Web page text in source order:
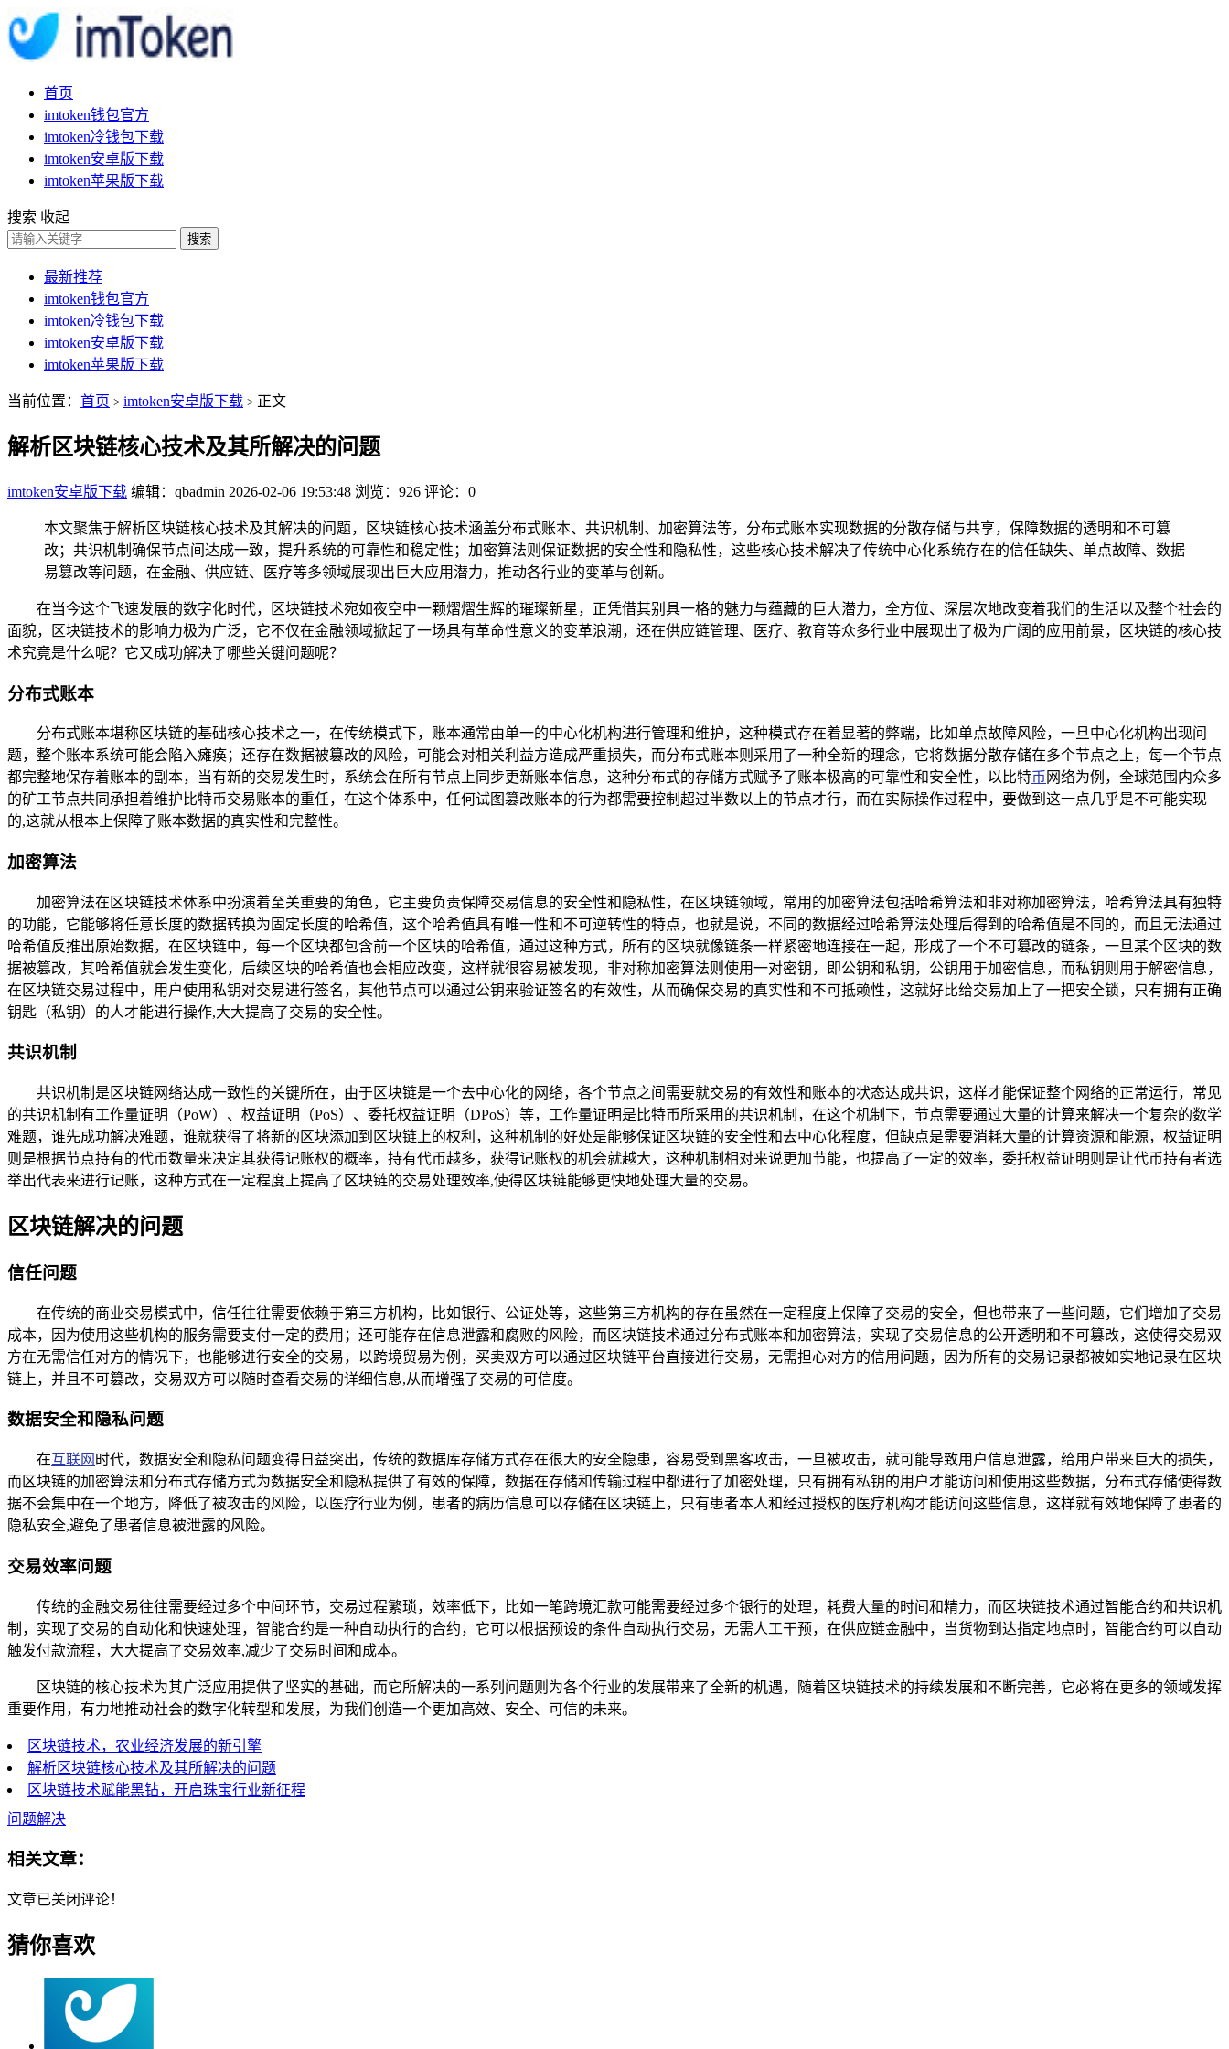
首页
imtoken钱包官方
imtoken冷钱包下载
imtoken安卓版下载
imtoken苹果版下载
搜索 收起
搜索
最新推荐
imtoken钱包官方
imtoken冷钱包下载
imtoken安卓版下载
imtoken苹果版下载
当前位置： 首页 > imtoken安卓版下载 > 正文
解析区块链核心技术及其所解决的问题
imtoken安卓版下载 编辑：qbadmin 2026-02-06 19:53:48 浏览：926 评论：0
本文聚焦于解析区块链核心技术及其解决的问题，区块链核心技术涵盖分布式账本、共识机制、加密算法等，分布式账本实现数据的分散存储与共享，保障数据的透明和不可篡
改；共识机制确保节点间达成一致，提升系统的可靠性和稳定性；加密算法则保证数据的安全性和隐私性，这些核心技术解决了传统中心化系统存在的信任缺失、单点故障、数据
易篡改等问题，在金融、供应链、医疗等多领域展现出巨大应用潜力，推动各行业的变革与创新。
在当今这个飞速发展的数字化时代，区块链技术宛如夜空中一颗熠熠生辉的璀璨新星，正凭借其别具一格的魅力与蕴藏的巨大潜力，全方位、深层次地改变着我们的生活以及整个社会的
面貌，区块链技术的影响力极为广泛，它不仅在金融领域掀起了一场具有革命性意义的变革浪潮，还在供应链管理、医疗、教育等众多行业中展现出了极为广阔的应用前景，区块链的核心技
术究竟是什么呢？它又成功解决了哪些关键问题呢？
分布式账本
分布式账本堪称区块链的基础核心技术之一，在传统模式下，账本通常由单一的中心化机构进行管理和维护，这种模式存在着显著的弊端，比如单点故障风险，一旦中心化机构出现问
题，整个账本系统可能会陷入瘫痪；还存在数据被篡改的风险，可能会对相关利益方造成严重损失，而分布式账本则采用了一种全新的理念，它将数据分散存储在多个节点之上，每一个节点
都完整地保存着账本的副本，当有新的交易发生时，系统会在所有节点上同步更新账本信息，这种分布式的存储方式赋予了账本极高的可靠性和安全性，以比特币 网络为例，全球范围内众多
的矿工节点共同承担着维护比特币交易账本的重任，在这个体系中，任何试图篡改账本的行为都需要控制超过半数以上的节点才行，而在实际操作过程中，要做到这一点几乎是不可能实现
的,这就从根本上保障了账本数据的真实性和完整性。
加密算法
加密算法在区块链技术体系中扮演着至关重要的角色，它主要负责保障交易信息的安全性和隐私性，在区块链领域，常用的加密算法包括哈希算法和非对称加密算法，哈希算法具有独特
的功能，它能够将任意长度的数据转换为固定长度的哈希值，这个哈希值具有唯一性和不可逆转性的特点，也就是说，不同的数据经过哈希算法处理后得到的哈希值是不同的，而且无法通过
哈希值反推出原始数据，在区块链中，每一个区块都包含前一个区块的哈希值，通过这种方式，所有的区块就像链条一样紧密地连接在一起，形成了一个不可篡改的链条，一旦某个区块的数
据被篡改，其哈希值就会发生变化，后续区块的哈希值也会相应改变，这样就很容易被发现，非对称加密算法则使用一对密钥，即公钥和私钥，公钥用于加密信息，而私钥则用于解密信息，
在区块链交易过程中，用户使用私钥对交易进行签名，其他节点可以通过公钥来验证签名的有效性，从而确保交易的真实性和不可抵赖性，这就好比给交易加上了一把安全锁，只有拥有正确
钥匙（私钥）的人才能进行操作,大大提高了交易的安全性。
共识机制
共识机制是区块链网络达成一致性的关键所在，由于区块链是一个去中心化的网络，各个节点之间需要就交易的有效性和账本的状态达成共识，这样才能保证整个网络的正常运行，常见
的共识机制有工作量证明（PoW）、权益证明（PoS）、委托权益证明（DPoS）等，工作量证明是比特币所采用的共识机制，在这个机制下，节点需要通过大量的计算来解决一个复杂的数学
难题，谁先成功解决难题，谁就获得了将新的区块添加到区块链上的权利，这种机制的好处是能够保证区块链的安全性和去中心化程度，但缺点是需要消耗大量的计算资源和能源，权益证明
则是根据节点持有的代币数量来决定其获得记账权的概率，持有代币越多，获得记账权的机会就越大，这种机制相对来说更加节能，也提高了一定的效率，委托权益证明则是让代币持有者选
举出代表来进行记账，这种方式在一定程度上提高了区块链的交易处理效率,使得区块链能够更快地处理大量的交易。
区块链解决的问题
信任问题
在传统的商业交易模式中，信任往往需要依赖于第三方机构，比如银行、公证处等，这些第三方机构的存在虽然在一定程度上保障了交易的安全，但也带来了一些问题，它们增加了交易
成本，因为使用这些机构的服务需要支付一定的费用；还可能存在信息泄露和腐败的风险，而区块链技术通过分布式账本和加密算法，实现了交易信息的公开透明和不可篡改，这使得交易双
方在无需信任对方的情况下，也能够进行安全的交易，以跨境贸易为例，买卖双方可以通过区块链平台直接进行交易，无需担心对方的信用问题，因为所有的交易记录都被如实地记录在区块
链上，并且不可篡改，交易双方可以随时查看交易的详细信息,从而增强了交易的可信度。
数据安全和隐私问题
在互联网 时代，数据安全和隐私问题变得日益突出，传统的数据库存储方式存在很大的安全隐患，容易受到黑客攻击，一旦被攻击，就可能导致用户信息泄露，给用户带来巨大的损失，
而区块链的加密算法和分布式存储方式为数据安全和隐私提供了有效的保障，数据在存储和传输过程中都进行了加密处理，只有拥有私钥的用户才能访问和使用这些数据，分布式存储使得数
据不会集中在一个地方，降低了被攻击的风险，以医疗行业为例，患者的病历信息可以存储在区块链上，只有患者本人和经过授权的医疗机构才能访问这些信息，这样就有效地保障了患者的
隐私安全,避免了患者信息被泄露的风险。
交易效率问题
传统的金融交易往往需要经过多个中间环节，交易过程繁琐，效率低下，比如一笔跨境汇款可能需要经过多个银行的处理，耗费大量的时间和精力，而区块链技术通过智能合约和共识机
制，实现了交易的自动化和快速处理，智能合约是一种自动执行的合约，它可以根据预设的条件自动执行交易，无需人工干预，在供应链金融中，当货物到达指定地点时，智能合约可以自动
触发付款流程，大大提高了交易效率,减少了交易时间和成本。
区块链的核心技术为其广泛应用提供了坚实的基础，而它所解决的一系列问题则为各个行业的发展带来了全新的机遇，随着区块链技术的持续发展和不断完善，它必将在更多的领域发挥
重要作用，有力地推动社会的数字化转型和发展，为我们创造一个更加高效、安全、可信的未来。
区块链技术，农业经济发展的新引擎
解析区块链核心技术及其所解决的问题
区块链技术赋能黑钻，开启珠宝行业新征程
问题解决
相关文章：
文章已关闭评论！
猜你喜欢